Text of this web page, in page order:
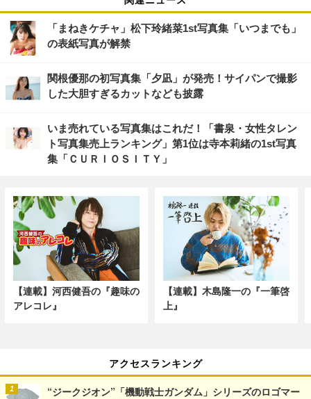
「まねきケチャ」松下玲緒菜1st写真集「いつまでも」
の表紙写真が解禁
関根優那の初写真集「夕凪」が発売！サイパンで撮影
した大胆すぎるカットなども披露
いま売れている写真集はこれだ！「書泉・女性タレン
ト写真集売上ランキング」第1位は寺本莉緒の1st写真
集「ＣＵＲＩＯＳＩＴＹ」
【連載】河西健吾の『趣味の
アレコレ』
【連載】木島隆一の『一筆啓
上』
アクセスランキング
“ジークジオン”「機動戦士ガンダム」シリーズのロゴマー